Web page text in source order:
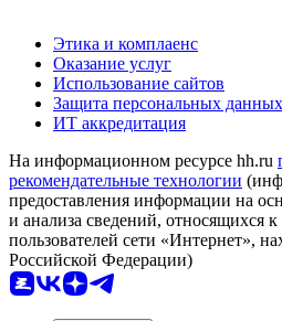
Этика и комплаенс
Оказание услуг
Использование сайтов
Защита персональных данных
ИТ аккредитация
На информационном ресурсе hh.ru
рекомендательные технологии
предоставления информации на
и анализа сведений, относящихся
пользователей сети «Интернет»,
Российской Федерации)